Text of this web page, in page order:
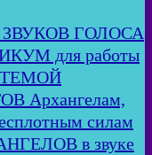
ЗВУКОВ ГОЛОСА
для работы
Архангелам,
силам
в звуке